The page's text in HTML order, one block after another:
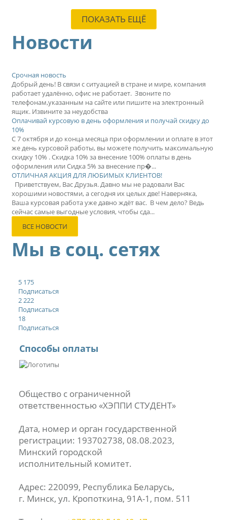
ПОКАЗАТЬ ЕЩЁ
Новости
Срочная новость
Добрый день! В связи с ситуацией в стране и мире, компания
работает удалённо, офис не работает. Звоните по
телефонам,указанным на сайте или пишите на электронный
ящик. Извините за неудобства
Оплачивай курсовую в день оформления и получай скидку до
10%
С 7 октября и до конца месяца при оформлении и оплате в этот
же день курсовой работы, вы можете получить максимальную
скидку 10% . Скидка 10% за внесение 100% оплаты в день
оформления или Сидка 5% за внесение пр�...
ОТЛИЧНАЯ АКЦИЯ ДЛЯ ЛЮБИМЫХ КЛИЕНТОВ!
Приветствуем, Вас Друзья. Давно мы не радовали Вас
хорошими новостями, а сегодня их целых две! Наверняка,
Ваша курсовая работа уже давно ждёт вас. В чем дело? Ведь
сейчас самые выгодные условия, чтобы сда...
ВСЕ НОВОСТИ
Мы в соц. сетях
5 175
Подписаться
2 222
Подписаться
18
Подписаться
Способы оплаты
Общество с ограниченной
ответственностью «ХЭППИ СТУДЕНТ»
Дата, номер и орган государственной
регистрации: 193702738, 08.08.2023,
Минский городской
исполнительный комитет.
Адрес: 220099, Республика Беларусь,
г. Минск, ул. Кропоткина, 91А-1, пом. 511